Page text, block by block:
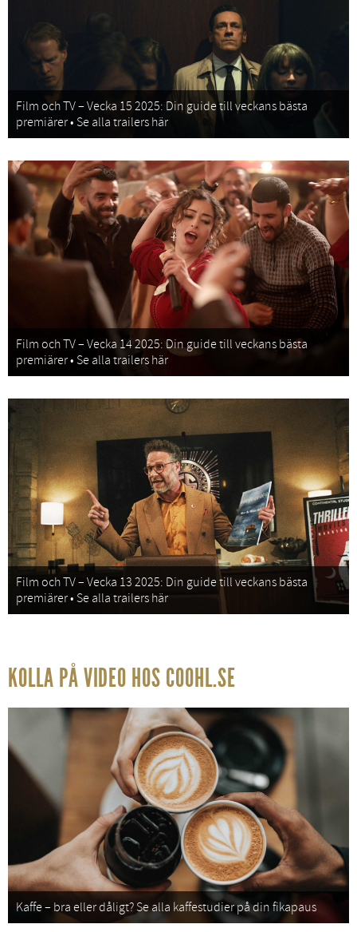
Film och TV – Vecka 15 2025: Din guide till veckans bästa
premiärer • Se alla trailers här
Film och TV – Vecka 14 2025: Din guide till veckans bästa
premiärer • Se alla trailers här
Film och TV – Vecka 13 2025: Din guide till veckans bästa
premiärer • Se alla trailers här
KOLLA PÅ VIDEO HOS COOHL.SE
Kaffe – bra eller dåligt? Se alla kaffestudier på din fikapaus